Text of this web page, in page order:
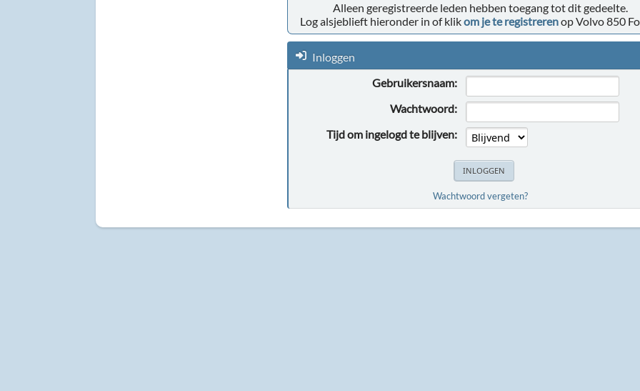
Alleen geregistreerde leden hebben toegang tot dit gedeelte.
Log alsjeblieft hieronder in of klikom je te registrerenop Volvo 850
Inloggen
Gebruikersnaam:
Wachtwoord:
Tijd om ingelogd te blijven:
Wachtwoord vergeten?